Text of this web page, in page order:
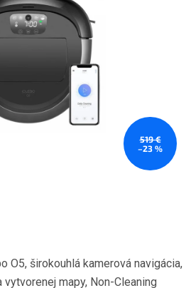
519 €
–23 %
O5, širokouhlá kamerová navigácia,
mapy, Non-Cleaning